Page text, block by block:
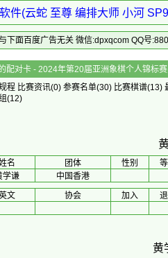
件(云蛇 至尊 编排大师 小河
下面百度广告无关 微信:dpxqcom QQ号
个人]的配对卡 - 2024年第
程 比赛资讯(0) 参赛名单(30) 比赛棋谱(13)
(12)
名 团体 性别
学谦
中国香港
文 协会 加入
黄